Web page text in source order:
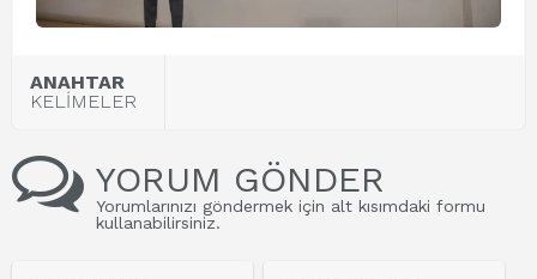
ANAHTAR
KELİMELER
YORUM GÖNDER
Yorumlarınızı göndermek için alt kısımdaki formu
kullanabilirsiniz.